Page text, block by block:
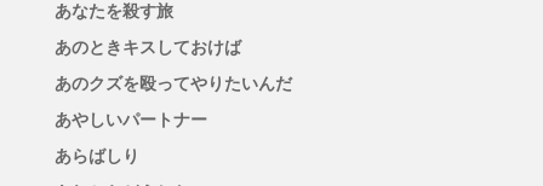
あなたを殺す旅
あのときキスしておけば
あのクズを殴ってやりたいんだ
あやしいパートナー
あらばしり